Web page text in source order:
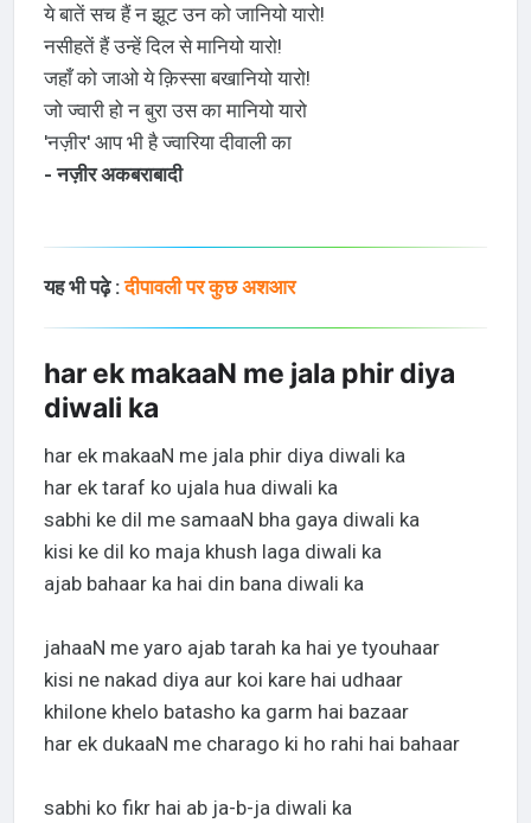
ये बातें सच हैं न झूट उन को जानियो यारो!
नसीहतें हैं उन्हें दिल से मानियो यारो!
जहाँ को जाओ ये क़िस्सा बखानियो यारो!
जो ज्वारी हो न बुरा उस का मानियो यारो
'नज़ीर' आप भी है ज्वारिया दीवाली का
- नज़ीर अकबराबादी
यह भी पढ़े :दीपावली पर कुछ अशआर
har ek makaaN me jala phir diya
diwali ka
har ek makaaN me jala phir diya diwali ka
har ek taraf ko ujala hua diwali ka
sabhi ke dil me samaaN bha gaya diwali ka
kisi ke dil ko maja khush laga diwali ka
ajab bahaar ka hai din bana diwali ka
jahaaN me yaro ajab tarah ka hai ye tyouhaar
kisi ne nakad diya aur koi kare hai udhaar
khilone khelo batasho ka garm hai bazaar
har ek dukaaN me charago ki ho rahi hai bahaar
sabhi ko fikr hai ab ja-b-ja diwali ka